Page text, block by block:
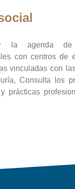
la agenda de
con centros de
vinculadas con
Consulta los
prácticas